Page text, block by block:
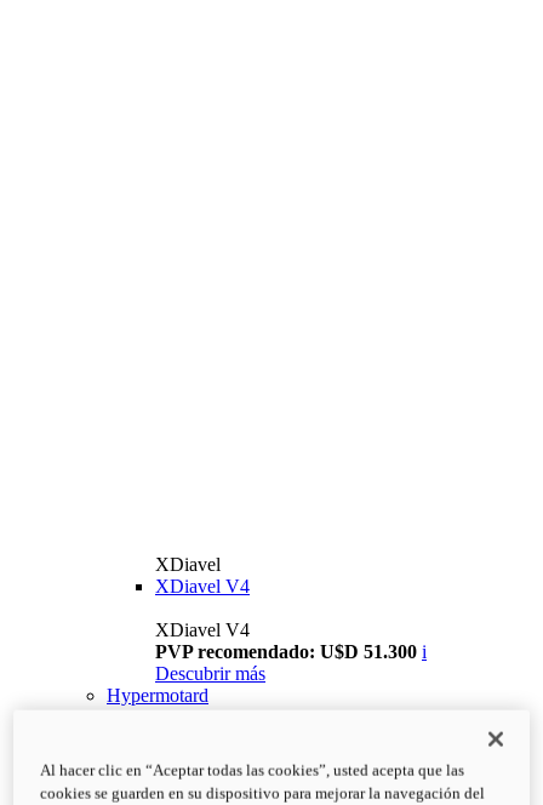
XDiavel
XDiavel V4
XDiavel V4
PVP recomendado: U$D 51.300 i
Descubrir más
Hypermotard
Al hacer clic en “Aceptar todas las cookies”, usted acepta que las
cookies se guarden en su dispositivo para mejorar la navegación del